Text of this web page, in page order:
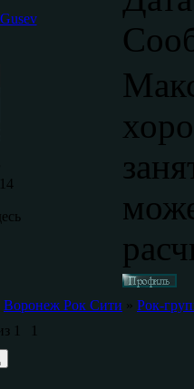
Gusev
14
Воронеж Рок Сити » Рок-
1 1